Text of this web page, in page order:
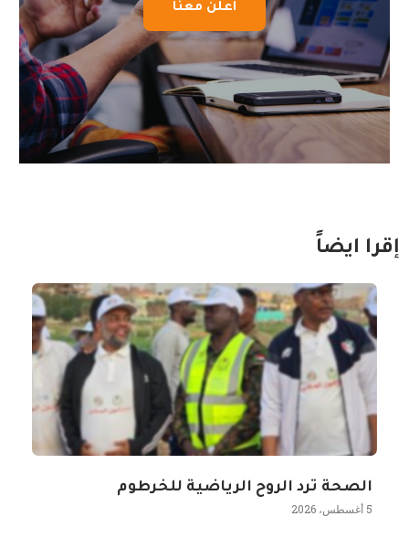
اعلن معنا
إقرا ايضاً
الصحة ترد الروح الرياضية للخرطوم
5 أغسطس، 2026